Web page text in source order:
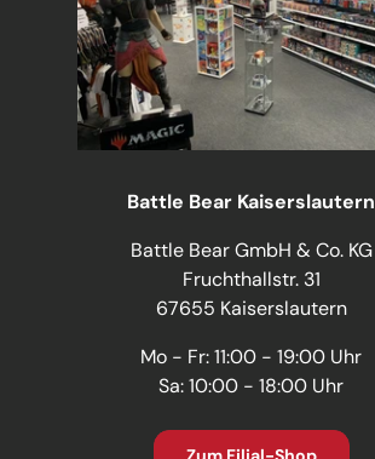
Battle Bear Kaiserslautern
Battle Bear GmbH & Co. KG
Fruchthallstr. 31
67655 Kaiserslautern
Mo - Fr: 11:00 - 19:00 Uhr
Sa: 10:00 - 18:00 Uhr